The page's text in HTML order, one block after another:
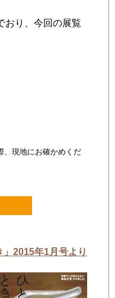
おり、今回の展覧
、現地にお確かめくだ
2015年1月号より